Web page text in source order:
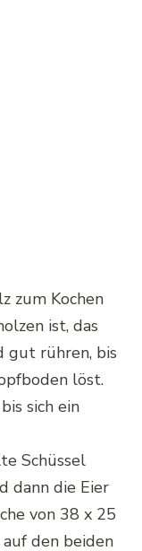
zum Kochen
ist, das
gut rühren, bis
löst.
sich ein
Schüssel
dann die Eier
von 38 x 25
den beiden